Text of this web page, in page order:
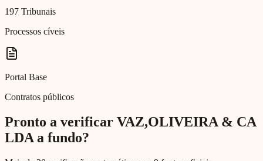
197 Tribunais
Processos cíveis
Portal Base
Contratos públicos
Pronto a verificar VAZ,OLIVEIRA & CA
LDA a fundo?